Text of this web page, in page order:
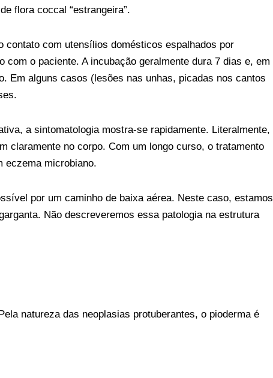
flora coccal “estrangeira”.
contato com utensílios domésticos espalhados por
com o paciente. A incubação geralmente dura 7 dias e, em
Em alguns casos (lesões nas unhas, picadas nos cantos
a sintomatologia mostra-se rapidamente. Literalmente,
claramente no corpo. Com um longo curso, o tratamento
eczema microbiano.
por um caminho de baixa aérea. Neste caso, estamos
Não descreveremos essa patologia na estrutura
natureza das neoplasias protuberantes, o pioderma é